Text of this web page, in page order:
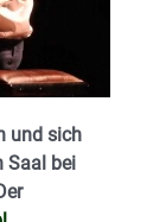
und sich
Saal bei